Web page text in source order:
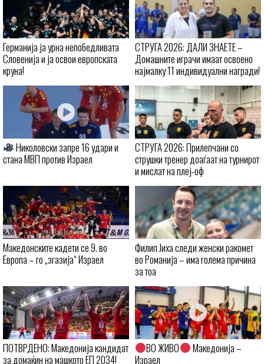
Германија ја урна непобедливата
Словенија и ја освои европската
круна!
СТРУГА 2026: ДАЛИ ЗНАЕТЕ –
Домашните играчи имаат освоено
најмалку 11 индивидуални награди!
Николовски запре 16 удари и
стана МВП против Израел
СТРУГА 2026: Прилепчани со
струшки тренер доаѓаат на турнирот
и мислат на плеј-оф
Македонските кадети се 9. во
Европа – го „згазија“ Израел
Филип Јиха следи женски ракомет
во Романија – има голема причина
за тоа
ПОТВРДЕНО: Македонија кандидат
за домаќин на машкото ЕП 2034!
ВО ЖИВО
Македонија –
Израел